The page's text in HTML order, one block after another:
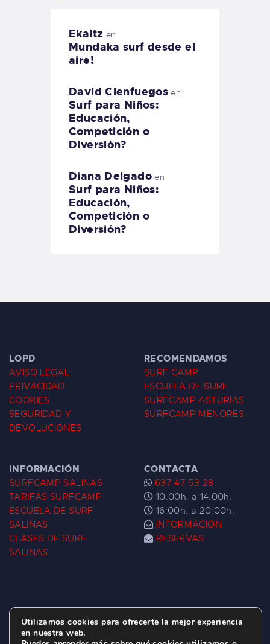
Ekaitz en
Mundaka surf desde el
aire!
David Cienfuegos en
Surf para Niños:
Educación,
Competición o
Diversión?
Diana Delgadoen
Surf para Niños:
Educación,
Competición o
Diversión?
LOPD
AVISO LEGAL
PRIVACIDAD
COOKIES
SEGURIDAD Y
DEVOLUCIONES
RECOMENDAMOS
SURF CAMP
ESCUELA DE SURF
SURFCAMP ASTURIAS
SURFCAMP MENORES
INFORMACIÓN
SURFCAMP SALINAS
TARIFAS SURFCAMP
ESCUELA DE SURF
SALINAS
CLASES DE SURF
SALINAS
CONTACTA
637 47 53 28
10:00h. a 14:00h.
16:00h. a 20:00h.
INFORMACIÓN
RESERVAS
ESCUELA DE SURF LAS DUNAS ©
2026.
Utilizamos cookies para ofrecerte la mejor experiencia
en nuestra web.